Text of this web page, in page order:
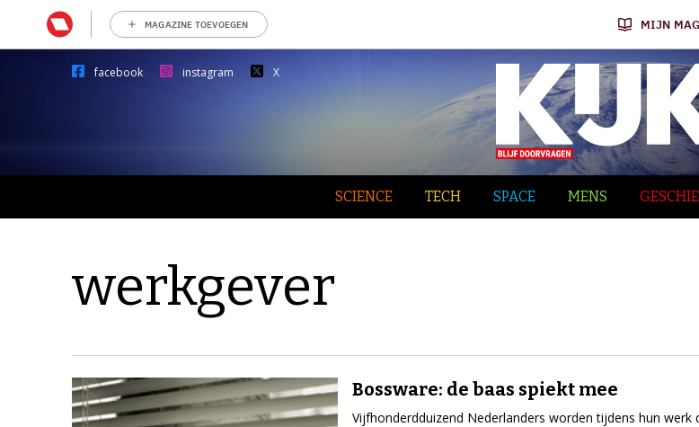
MAGAZINE TOEVOEGEN MIJN
facebook instagram X
SCIENCE TECH SPACE MENS
werkgever
Bossware: de baas spiekt mee
Vijfhonderdduizend Nederlanders worden tijdens hun werk